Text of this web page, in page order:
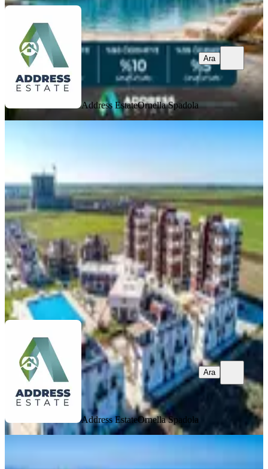
Address EstateOrnella Spadola
Ara
İskele, Çayırova Köyü
2+1·88 m²· 7. Kat·22.04.2026
127.500 £
Address EstateOrnella Spadola
Ara
Address EstateOrnella Spadola
Ara
Kıbrıs İskele Long Beach Te Satılık
Stüdyo Daire Sky Life Deluxe